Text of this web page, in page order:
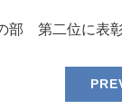
部 第二位に表